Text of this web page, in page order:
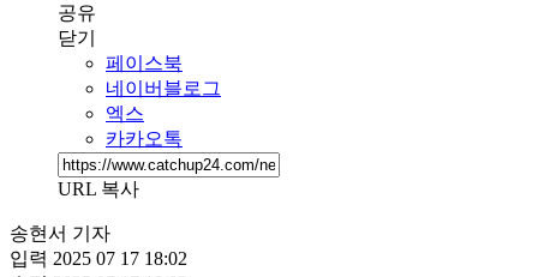
공유
닫기
페이스북
네이버블로그
엑스
카카오톡
URL 복사
송현서 기자
입력 2025 07 17 18:02